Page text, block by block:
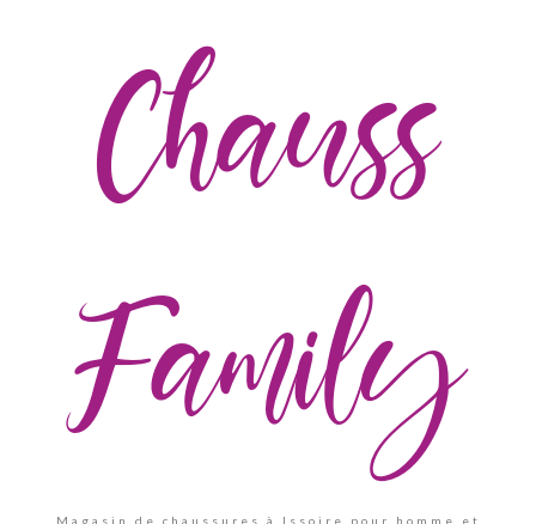
Chauss
Family
Magasin de chaussures à Issoire pour homme et